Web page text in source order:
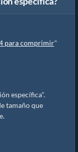
para comprimir"
específica".
tamaño que